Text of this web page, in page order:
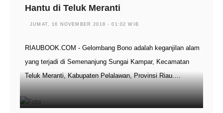
Hantu di Teluk Meranti
JUMAT, 16 NOVEMBER 2018 - 01:02 WIB
RIAUBOOK.COM - Gelombang Bono adalah keganjilan alam
yang terjadi di Semenanjung Sungai Kampar, Kecamatan
Teluk Meranti, Kabupaten Pelalawan, Provinsi Riau.…